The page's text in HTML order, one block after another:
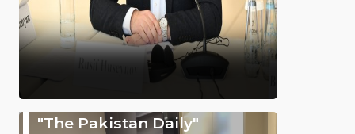
"The Pakistan Daily"